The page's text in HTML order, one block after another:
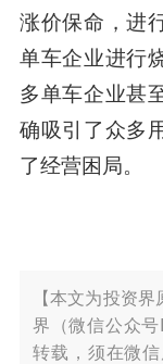
涨价保命，进
单车企业进行
多单车企业甚
确吸引了众多
了经营困局。
【本文为投资
界（微信公众
转载，须在微